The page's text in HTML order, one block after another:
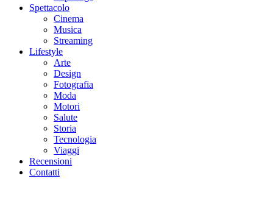
Spettacolo
Cinema
Musica
Streaming
Lifestyle
Arte
Design
Fotografia
Moda
Motori
Salute
Storia
Tecnologia
Viaggi
Recensioni
Contatti